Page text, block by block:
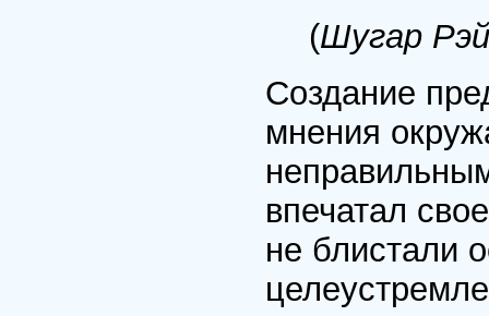
(Шугар
Создание
мнения
впечатал
не блистали